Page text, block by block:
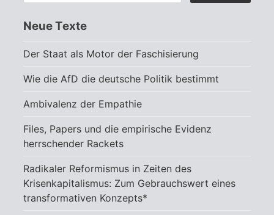
Neue Texte
Der Staat als Motor der Faschisierung
Wie die AfD die deutsche Politik bestimmt
Ambivalenz der Empathie
Files, Papers und die empirische Evidenz
herrschender Rackets
Radikaler Reformismus in Zeiten des
Krisenkapitalismus: Zum Gebrauchswert eines
transformativen Konzepts*